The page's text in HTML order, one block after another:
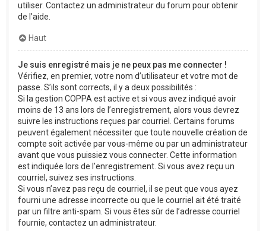
utiliser. Contactez un administrateur du forum pour obtenir
de l’aide.
Haut
Je suis enregistré mais je ne peux pas me connecter !
Vérifiez, en premier, votre nom d’utilisateur et votre mot de
passe. S’ils sont corrects, il y a deux possibilités :
Si la gestion COPPA est active et si vous avez indiqué avoir
moins de 13 ans lors de l’enregistrement, alors vous devrez
suivre les instructions reçues par courriel. Certains forums
peuvent également nécessiter que toute nouvelle création de
compte soit activée par vous-même ou par un administrateur
avant que vous puissiez vous connecter. Cette information
est indiquée lors de l’enregistrement. Si vous avez reçu un
courriel, suivez ses instructions.
Si vous n’avez pas reçu de courriel, il se peut que vous ayez
fourni une adresse incorrecte ou que le courriel ait été traité
par un filtre anti-spam. Si vous êtes sûr de l’adresse courriel
fournie, contactez un administrateur.